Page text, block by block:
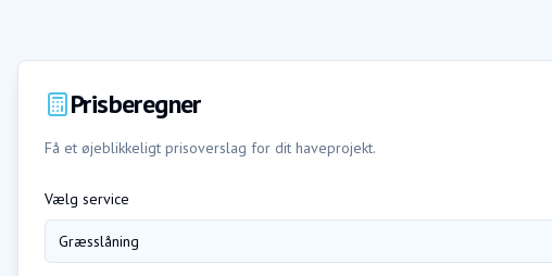
Prisberegner
Få et øjeblikkeligt prisoverslag for dit haveprojekt.
Vælg service
Græsslåning